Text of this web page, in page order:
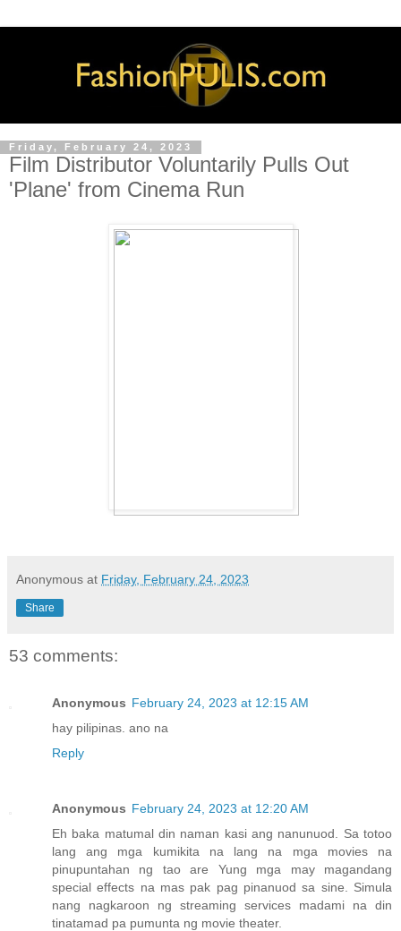
Friday, February 24, 2023
Film Distributor Voluntarily Pulls Out
'Plane' from Cinema Run
Anonymous at Friday, February 24, 2023
Share
53 comments:
Anonymous February 24, 2023 at 12:15 AM
hay pilipinas. ano na
Reply
Anonymous February 24, 2023 at 12:20 AM
Eh baka matumal din naman kasi ang nanunuod. Sa totoo
lang ang mga kumikita na lang na mga movies na
pinupuntahan ng tao are Yung mga may magandang
special effects na mas pak pag pinanuod sa sine. Simula
nang nagkaroon ng streaming services madami na din
tinatamad pa pumunta ng movie theater.